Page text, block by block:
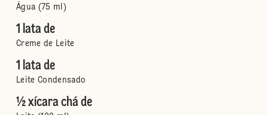
Água (75 ml)
1 lata de
Creme de Leite
1 lata de
Leite Condensado
½ xícara chá de